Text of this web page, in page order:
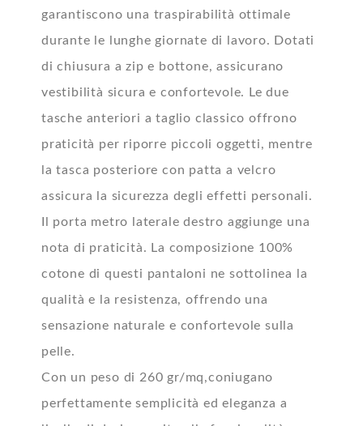
garantiscono una traspirabilità ottimale
durante le lunghe giornate di lavoro. Dotati
di chiusura a zip e bottone, assicurano
vestibilità sicura e confortevole. Le due
tasche anteriori a taglio classico offrono
praticità per riporre piccoli oggetti, mentre
la tasca posteriore con patta a velcro
assicura la sicurezza degli effetti personali.
Il porta metro laterale destro aggiunge una
nota di praticità. La composizione 100%
cotone di questi pantaloni ne sottolinea la
qualità e la resistenza, offrendo una
sensazione naturale e confortevole sulla
pelle.
Con un peso di 260 gr/mq,coniugano
perfettamente semplicità ed eleganza a